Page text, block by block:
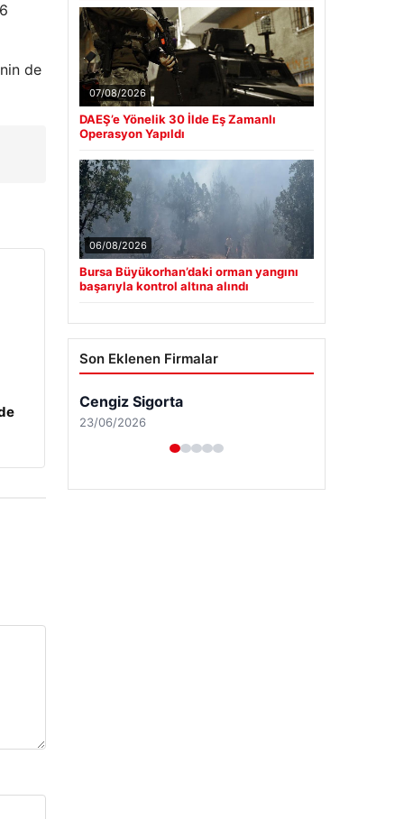
de
07/08/2026
DAEŞ’e Yönelik 30 İlde Eş Zamanlı
Operasyon Yapıldı
06/08/2026
Bursa Büyükorhan’daki orman yangını
başarıyla kontrol altına alındı
Son Eklenen Firmalar
Cengiz Sigorta
23/06/2026